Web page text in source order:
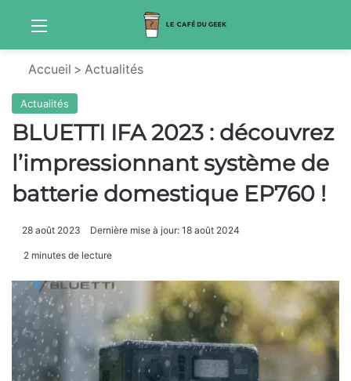
Menu
Accueil > Actualités
Actualités
BLUETTI IFA 2023 : découvrez
l’impressionnant système de
batterie domestique EP760 !
28 août 2023 Dernière mise à jour: 18 août 2024
2 minutes de lecture